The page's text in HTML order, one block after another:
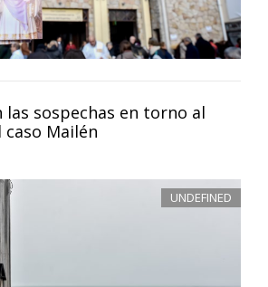
las sospechas en torno al
Mailén
UNDEFINED